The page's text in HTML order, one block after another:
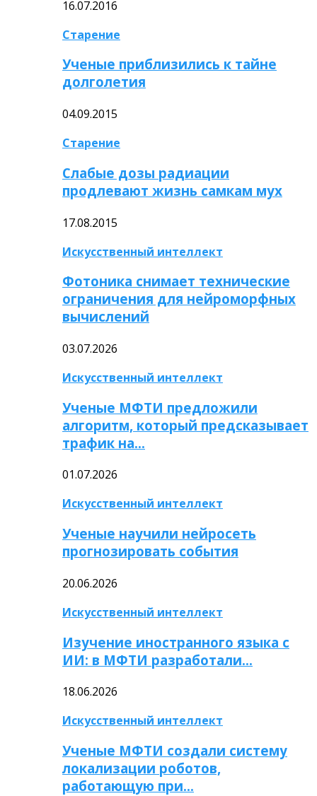
16.07.2016
Старение
Ученые приблизились к тайне
долголетия
04.09.2015
Старение
Слабые дозы радиации
продлевают жизнь самкам мух
17.08.2015
Искусственный интеллект
Фотоника снимает технические
ограничения для нейроморфных
вычислений
03.07.2026
Искусственный интеллект
Ученые МФТИ предложили
алгоритм, который предсказывает
трафик на…
01.07.2026
Искусственный интеллект
Ученые научили нейросеть
прогнозировать события
20.06.2026
Искусственный интеллект
Изучение иностранного языка с
ИИ: в МФТИ разработали…
18.06.2026
Искусственный интеллект
Ученые МФТИ создали систему
локализации роботов,
работающую при…